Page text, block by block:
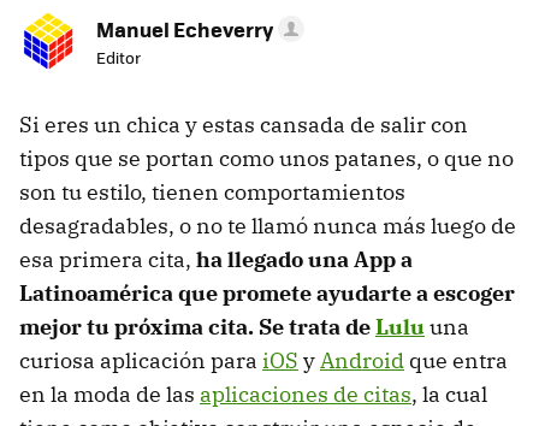
Manuel Echeverry
Editor
Si eres un chica y estas cansada de salir con
tipos que se portan como unos patanes, o que no
son tu estilo, tienen comportamientos
desagradables, o no te llamó nunca más luego de
esa primera cita, ha llegado una App a
Latinoamérica que promete ayudarte a escoger
mejor tu próxima cita. Se trata deLuluuna
curiosa aplicación para iOS yAndroid que entra
en la moda de las aplicaciones de citas, la cual